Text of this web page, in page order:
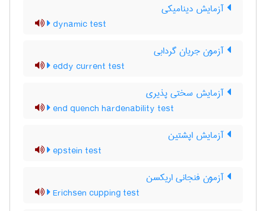
آزمایش دینامیکی
dynamic test
آزمون جریان گردابی
eddy current test
آزمایش سختی پذیری
end quench hardenability test
آزمایش اپشتین
epstein test
آزمون فنجانی اریکسن
Erichsen cupping test